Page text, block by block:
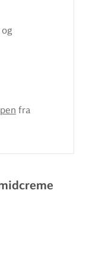
fra